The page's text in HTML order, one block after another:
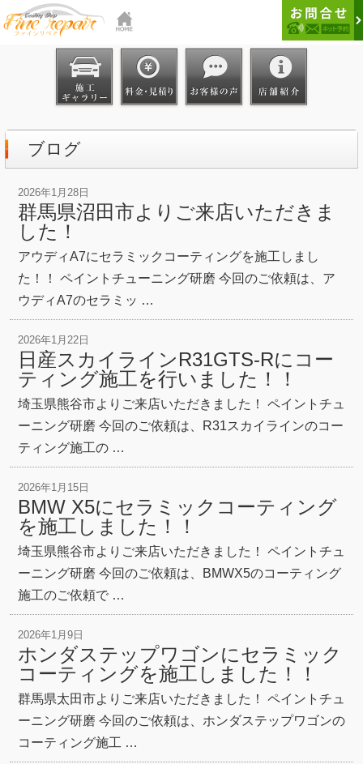
ブログ
2026年1月28日
群馬県沼田市よりご来店いただきま
した！
アウディA7にセラミックコーティングを施工しまし
た！！ ペイントチューニング研磨 今回のご依頼は、ア
ウディA7のセラミッ …
2026年1月22日
日産スカイラインR31GTS-Rにコー
ティング施工を行いました！！
埼玉県熊谷市よりご来店いただきました！ ペイントチュ
ーニング研磨 今回のご依頼は、R31スカイラインのコー
ティング施工の …
2026年1月15日
BMW X5にセラミックコーティング
を施工しました！！
埼玉県熊谷市よりご来店いただきました！ ペイントチュ
ーニング研磨 今回のご依頼は、BMWX5のコーティング
施工のご依頼で …
2026年1月9日
ホンダステップワゴンにセラミック
コーティングを施工しました！！
群馬県太田市よりご来店いただきました！ ペイントチュ
ーニング研磨 今回のご依頼は、ホンダステップワゴンの
コーティング施工 …